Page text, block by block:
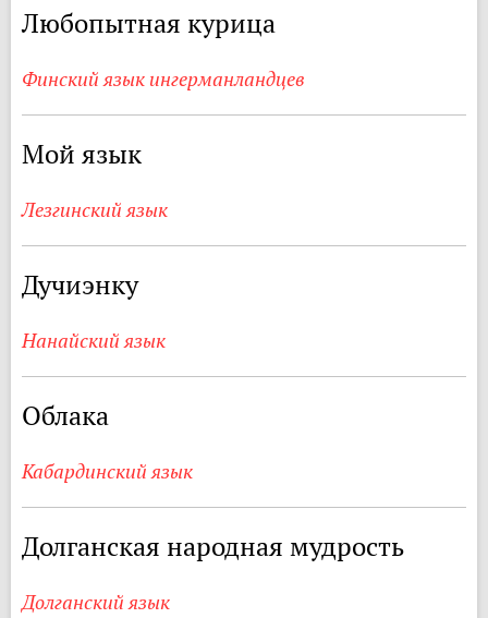
Любопытная курица
Финский язык ингерманландцев
Мой язык
Лезгинский язык
Дучиэнку
Нанайский язык
Облака
Кабардинский язык
Долганская народная мудрость
Долганский язык